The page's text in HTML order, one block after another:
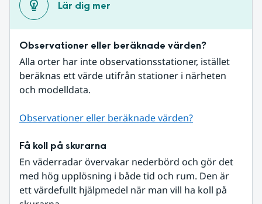
Lär dig mer
Observationer eller beräknade värden?
Alla orter har inte observationsstationer, istället
beräknas ett värde utifrån stationer i närheten
och modelldata.
Observationer eller beräknade värden?
Få koll på skurarna
En väderradar övervakar nederbörd och gör det
med hög upplösning i både tid och rum. Den är
ett värdefullt hjälpmedel när man vill ha koll på